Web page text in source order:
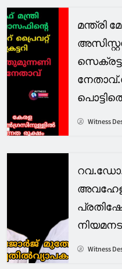
മന്ത്രി
Witness
Witness